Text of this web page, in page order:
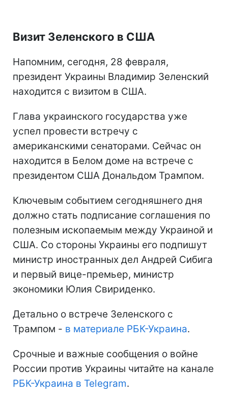
Визит Зеленского в США
Напомним, сегодня, 28 февраля,
президент Украины Владимир Зеленский
находится с визитом в США.
Глава украинского государства уже
успел провести встречу с
американскими сенаторами. Сейчас он
находится в Белом доме на встрече с
президентом США Дональдом Трампом.
Ключевым событием сегодняшнего дня
должно стать подписание соглашения по
полезным ископаемым между Украиной и
США. Со стороны Украины его подпишут
министр иностранных дел Андрей Сибига
и первый вице-премьер, министр
экономики Юлия Свириденко.
Детально о встрече Зеленского с
Трампом - в материале РБК-Украина.
Срочные и важные сообщения о войне
России против Украины читайте на канале
РБК-Украина в Telegram.